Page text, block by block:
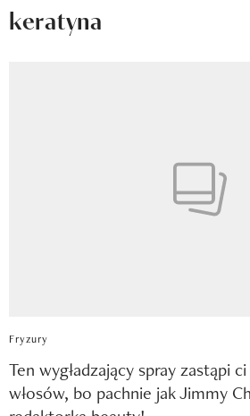
keratyna
Fryzury
Ten wygładzający spray zastąpi
włosów, bo pachnie jak Jimmy